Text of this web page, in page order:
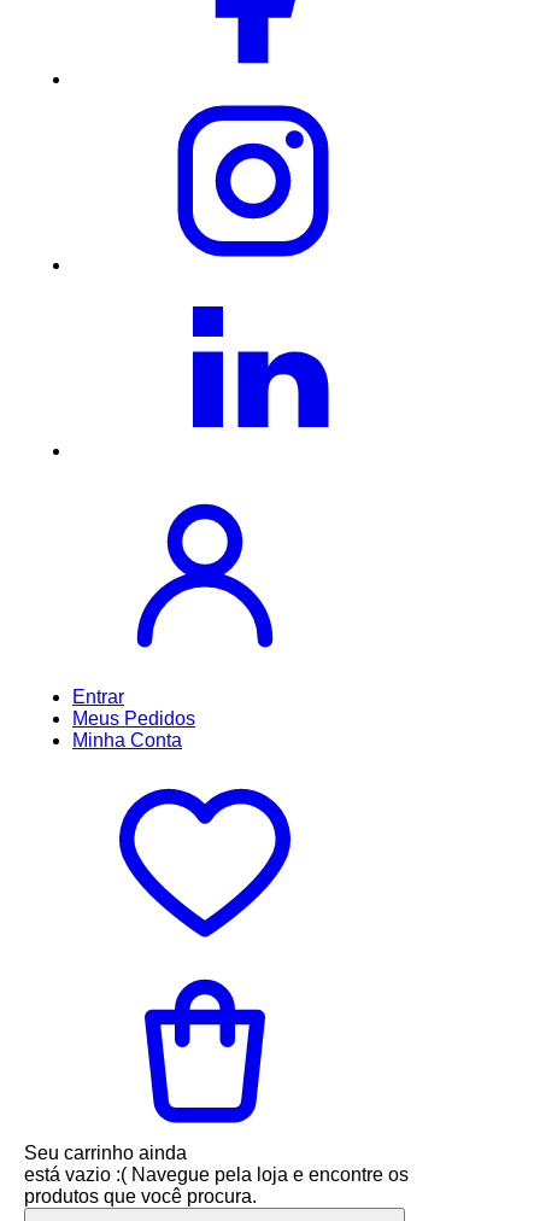
Entrar
Meus Pedidos
Minha Conta
Seu carrinho ainda
está vazio :( Navegue pela loja e encontre os
produtos que você procura.